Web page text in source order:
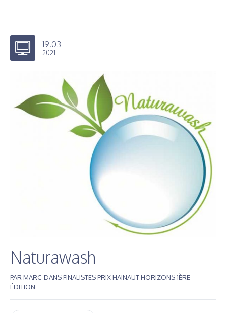
19.03
2021
Naturawash
PAR MARC DANSFINALISTES PRIX HAINAUT HORIZONS 1ÈRE
ÉDITION